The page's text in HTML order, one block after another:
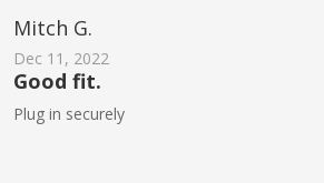
Mitch G.
Dec 11, 2022
Good fit.
Plug in securely